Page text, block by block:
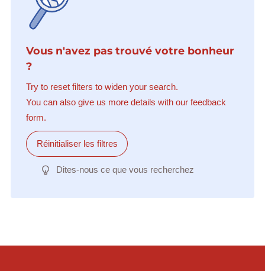
Vous n'avez pas trouvé votre bonheur
?
Try to reset filters to widen your search.
You can also give us more details with our feedback
form.
Réinitialiser les filtres
Dites-nous ce que vous recherchez